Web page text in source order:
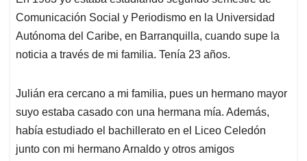
Comunicación Social y Periodismo en la Universidad
Autónoma del Caribe, en Barranquilla, cuando supe la
noticia a través de mi familia. Tenía 23 años.
Julián era cercano a mi familia, pues un hermano mayor
suyo estaba casado con una hermana mía. Además,
había estudiado el bachillerato en el Liceo Celedón
junto con mi hermano Arnaldo y otros amigos